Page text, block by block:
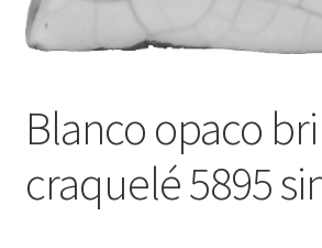
Blanco opaco
craquelé 5895